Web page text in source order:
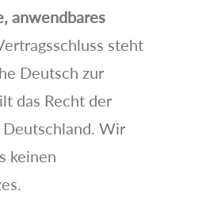
anwendbares
steht
Deutsch zur
das Recht der
Wir
keinen